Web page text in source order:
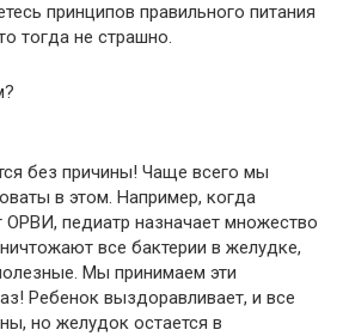
принципов правильного питания
тогда не страшно.
без причины! Чаще всего мы
в этом. Например, когда
ОРВИ, педиатр назначает множество
все бактерии в желудке,
Мы принимаем эти
Ребенок выздоравливает, и все
но желудок остается в